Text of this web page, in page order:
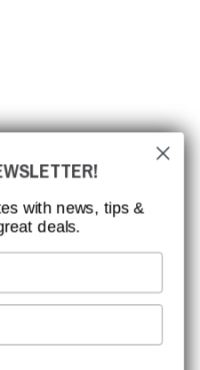
with news, tips &
deals.